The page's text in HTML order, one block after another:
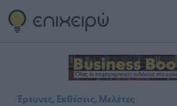
Έρευνες, Εκθέσεις, Μελέτες